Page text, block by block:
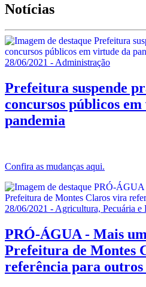
Notícias
28/06/2021 - Administração
Prefeitura suspende
concursos públicos
pandemia
Confira as mudanças aqui.
28/06/2021 - Agricultura, Pecuária
PRÓ-ÁGUA - Mais
Prefeitura de Montes
referência para